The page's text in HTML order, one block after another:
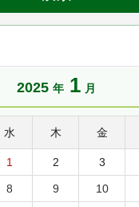
2025 年 1 月
水 木 金
1 2 3
8 9 10